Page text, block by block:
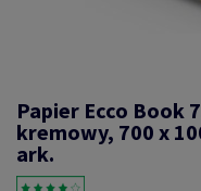
Papier Ecco Book
kremowy, 700 x
ark.